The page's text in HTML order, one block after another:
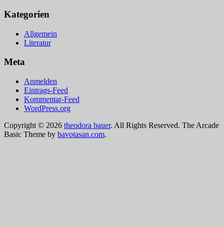
Kategorien
Allgemein
Literatur
Meta
Anmelden
Eintrags-Feed
Kommentar-Feed
WordPress.org
Copyright © 2026 theodora bauer. All Rights Reserved. The Arcade
Basic Theme by bavotasan.com.